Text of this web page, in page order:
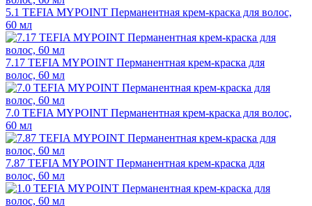
5.1 TEFIA MYPOINT Перманентная крем-краска для волос,
60 мл
7.17 TEFIA MYPOINT Перманентная крем-краска для
волос, 60 мл
7.0 TEFIA MYPOINT Перманентная крем-краска для волос,
60 мл
7.87 TEFIA MYPOINT Перманентная крем-краска для
волос, 60 мл